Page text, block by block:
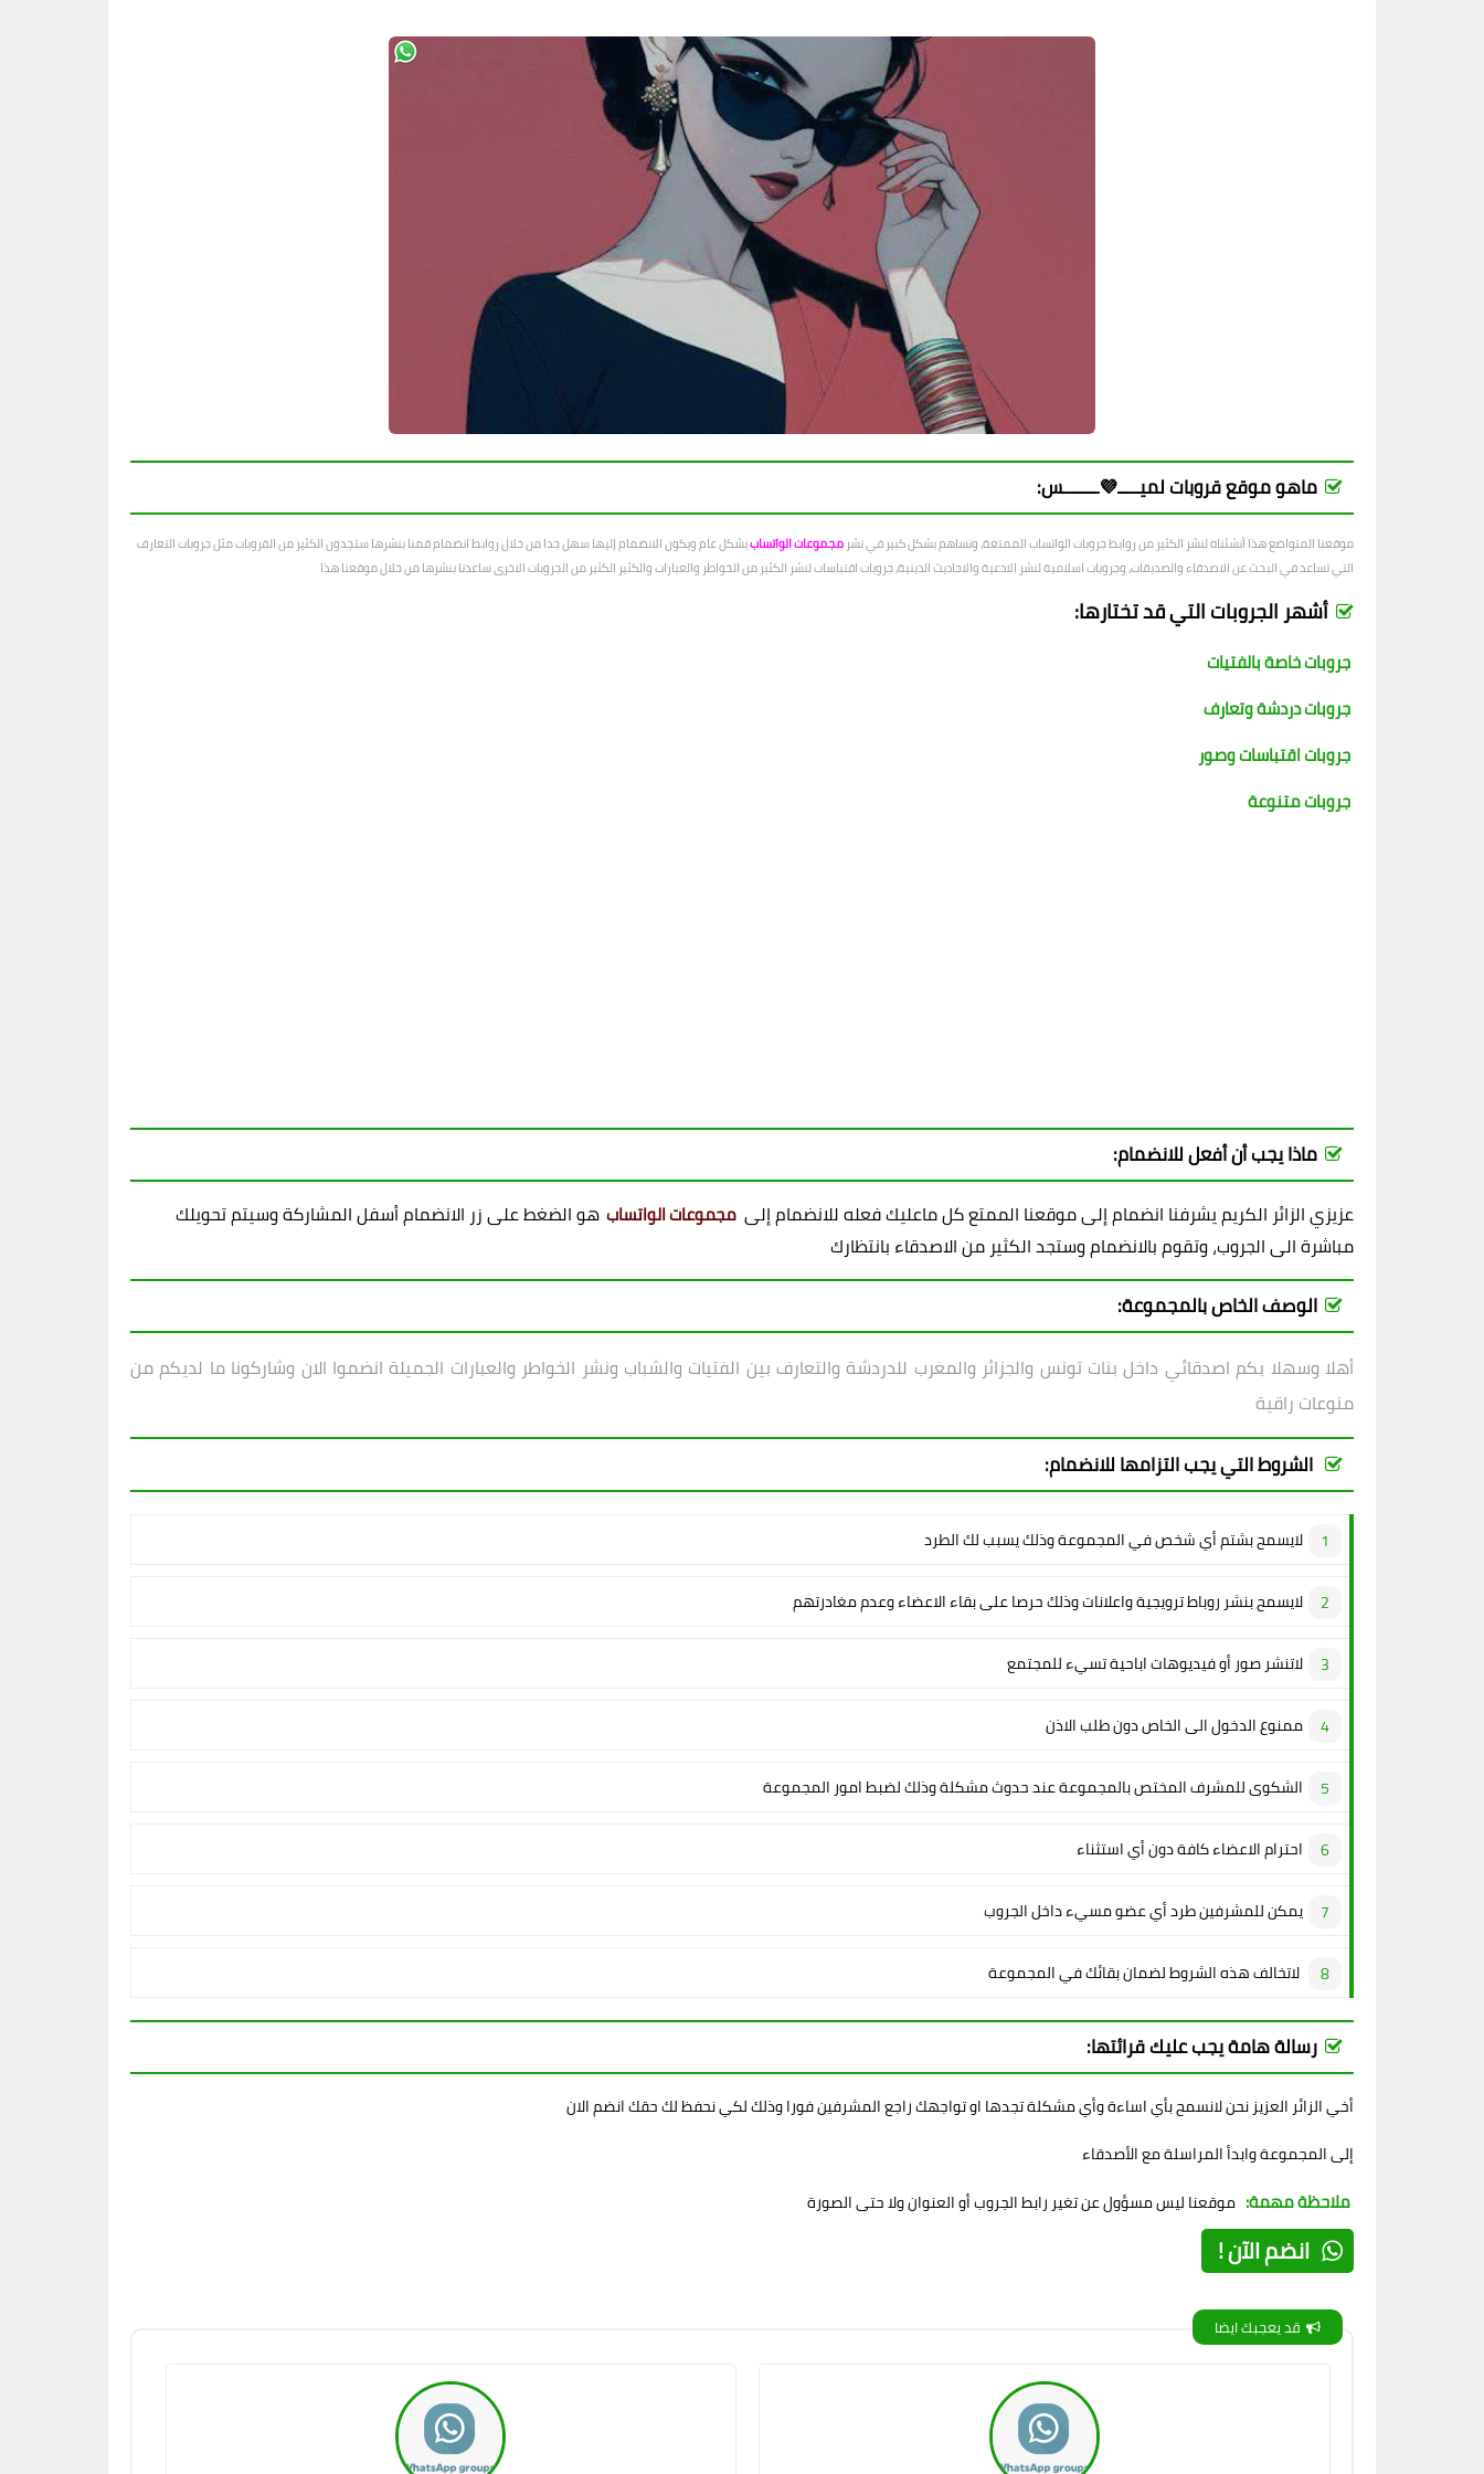
ماهو موقع قروبات لميـــــ💜ــــــــس:
موقعنا المتواضع هذا أنشئناه لنشر الكثير من روابط جروبات الواتساب الممتعة، ونساهم بشكل كبير في نشر مجموعات الواتساببشكل عام ويكون الانضمام إليها سهل جدا من خلال روابط انضمام قمنا بنشرها ستجدون الكثير من القروبات مثل جروبات التعارف
التي تساعد في البحث عن الاصدقاء والصديقات، وجروبات اسلامية لنشر الادعية والاحاديث الدينية، جروبات اقتباسات لنشر الكثير من الخواطر والعبارات والكثير الكثير من الجروبات الاخرى ساعدنا بنشرها من خلال موقعنا هذا
أشهر الجروبات التي قد تختارها:
جروبات خاصة بالفتيات
جروبات دردشة وتعارف
جروبات اقتباسات وصور
جروبات متنوعة
ماذا يجب أن أفعل للانضمام:
عزيزي الزائر الكريم يشرفنا انضمام إلى موقعنا الممتع كل ماعليك فعله للانضمام إلى مجموعات الواتساب هو الضغط على زر الانضمام أسفل المشاركة وسيتم تحويلك
مباشرة الى الجروب، وتقوم بالانضمام وستجد الكثير من الاصدقاء بانتظارك
الوصف الخاص بالمجموعة:
أهلا وسهلا بكم اصدقائي داخل بنات تونس والجزائر والمغرب للدردشة والتعارف بين الفتيات والشباب ونشر الخواطر والعبارات الجميلة انضموا الان وشاركونا ما لديكم من
منوعات راقية
الشروط التي يجب التزامها للانضمام:
لايسمح بشتم أي شخص في المجموعة وذلك يسبب لك الطرد
لايسمح بنشر روباط ترويجية واعلانات وذلك حرصا على بقاء الاعضاء وعدم مغادرتهم
لاتنشر صور أو فيديوهات اباحية تسيء للمجتمع
ممنوع الدخول الى الخاص دون طلب الاذن
الشكوى للمشرف المختص بالمجموعة عند حدوث مشكلة وذلك لضبط امور المجموعة
احترام الاعضاء كافة دون أي استثناء
يمكن للمشرفين طرد أي عضو مسيء داخل الجروب
لاتخالف هذه الشروط لضمان بقائك في المجموعة
رسالة هامة يجب عليك قرائتها:
أخي الزائر العزيز نحن لانسمح بأي اساءة وأي مشكلة تجدها او تواجهك راجع المشرفين فورا وذلك لكي نحفظ لك حقك انضم الان
إلى المجموعة وابدأ المراسلة مع الأصدقاء
ملاحظة مهمة: موقعنا ليس مسؤول عن تغير رابط الجروب أو العنوان ولا حتى الصورة
انضم الآن !
قد يعجبك ايضا